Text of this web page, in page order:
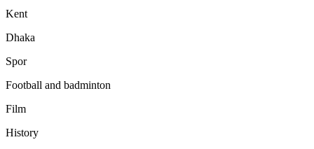
Kent
Dhaka
Spor
Football and badminton
Film
History